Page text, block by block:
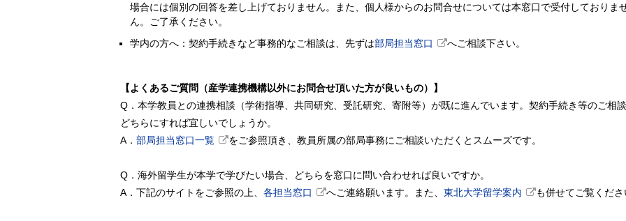
場合には個別の回答を差し上げておりません。また、個人様からのお問合せについては本窓口で受付しておりま
ん。ご了承ください。
学内の方へ：契約手続きなど事務的なご相談は、先ずは部局担当窓口 へご相談下さい。
【よくあるご質問（産学連携機構以外にお問合せ頂いた方が良いもの）】
Q．本学教員との連携相談（学術指導、共同研究、受託研究、寄附等）が既に進んでいます。契約手続き等のご相
どちらにすれば宜しいでしょうか。
A． 部局担当窓口一覧 をご参照頂き、教員所属の部局事務にご相談いただくとスムーズです。
Q．海外留学生が本学で学びたい場合、どちらを窓口に問い合わせれば良いですか。
A．下記のサイトをご参照の上、 各担当窓口 へご連絡願います。また、 東北大学留学案内 も併せてご覧くだ